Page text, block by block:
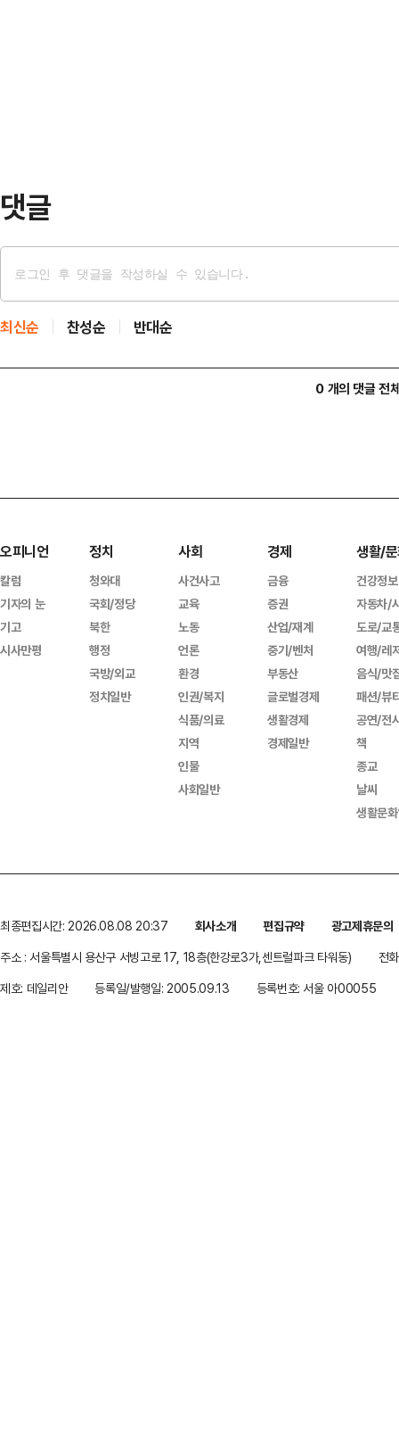
댓글
최신순 찬성순 반대순
0 개의 댓글 전
오피니언
칼럼
기자의 눈
기고
시사만평
정치
청와대
국회/정당
북한
행정
국방/외교
정치일반
사회
사건사고
교육
노동
언론
환경
인권/복지
식품/의료
지역
인물
사회일반
경제
금융
증권
산업/재계
중기/벤처
부동산
글로벌경제
생활경제
경제일반
생활/
건강정보
자동차/
도로/교
여행/레
음식/맛
패션/뷰
공연/전
책
종교
날씨
생활문
최종편집시간: 2026.08.08 20:37 회사소개 편집규약
광고제휴문의
주소 : 서울특별시 용산구 서빙고로 17, 18층(한강로3가,센트럴파크 타워동)
전
제호: 데일리안
등록일/발행일: 2005.09.13 등록번호: 서울 아00055